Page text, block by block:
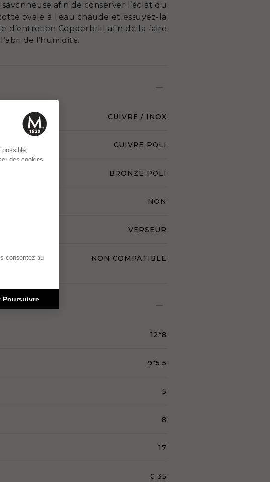
afin de conserver l’éclat du
ovale à l’eau chaude et essuyez-la
d’entretien Copperbrill afin de la faire
de l’humidité.
CUIVRE / INOX
CUIVRE POLI
BRONZE POLI
NON
VERSEUR
NON COMPATIBLE
12*8
9*5,5
5
8
17
0,35